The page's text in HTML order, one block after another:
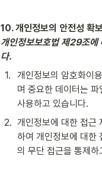
10. 개인정보의 안전성
개인정보보호법 제29조에
다.
1.
개인정보의 암호화이
며 중요한 데이터는
사용하고 있습니다.
2. 개인정보에 대한 접근
하여 개인정보에 대한
의 무단 접근을 통제하